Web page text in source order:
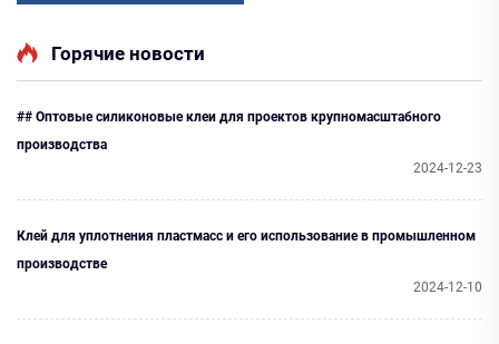
Горячие новости
## Оптовые силиконовые клеи для проектов крупномасштабного
производства
2024-12-23
Клей для уплотнения пластмасс и его использование в промышленном
производстве
2024-12-10